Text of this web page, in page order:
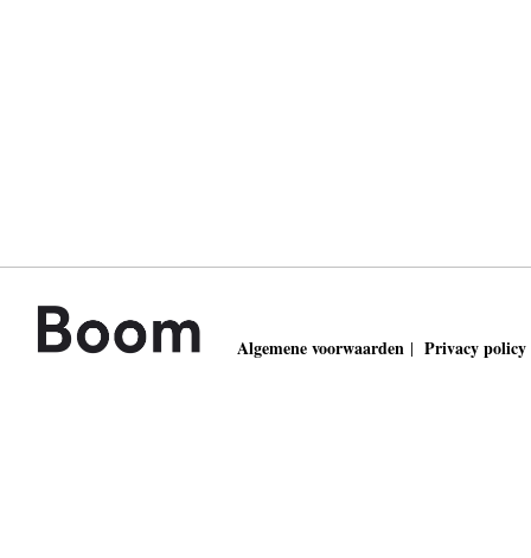
Algemene voorwaarden | Privacy policy